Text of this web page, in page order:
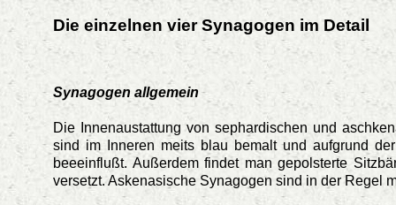
Die einzelnen vier Synagogen im Detail
Synagogen allgemein
Die Innenaustattung von sephardischen und
sind im Inneren meits blau bemalt und aufgrund
beeeinflußt. Außerdem findet man gepolsterte
versetzt. Askenasische Synagogen sind in der Regel